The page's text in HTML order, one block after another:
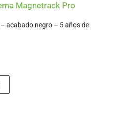
Magnetrack Pro
acabado negro – 5 años de